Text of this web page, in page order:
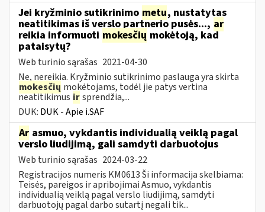
Jei kryžminio sutikrinimo metu, nustatytas
neatitikimas iš verslo partnerio pusės..., ar
reikia informuoti mokesčių mokėtoją, kad
pataisytų?
Web turinio sąrašas 2021-04-30
Ne, nereikia. Kryžminio sutikrinimo paslauga yra skirta
mokesčių mokėtojams, todėl jie patys vertina
neatitikimus irsprendžia,...
DUK: DUK - Apie i.SAF
Ar asmuo, vykdantis individualią veiklą pagal
verslo liudijimą, gali samdyti darbuotojus
Web turinio sąrašas 2024-03-22
Registracijos numeris KM0613 Ši informacija skelbiama:
Teisės, pareigos ir apribojimai Asmuo, vykdantis
individualią veiklą pagal verslo liudijimą, samdyti
darbuotojų pagal darbo sutartį negali tik...